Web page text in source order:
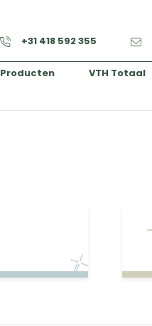
+31 418 592 355
Producten VTH Totaal